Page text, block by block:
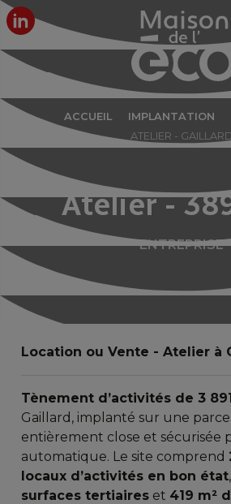
ACCUEIL IMPLANTATION
ATELIER -
Atelier -
ENTREPRISE
Location ou Vente - Atelier à
Tènement d’activités de 3
Gaillard, implanté sur une
entièrement close et sécurisée
automatique. Le site comprend
locaux d’activités en bon état,
surfaces tertiaires et 419 m²